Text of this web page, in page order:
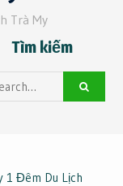
Trà My
Tìm kiếm
1 Đêm Du Lịch